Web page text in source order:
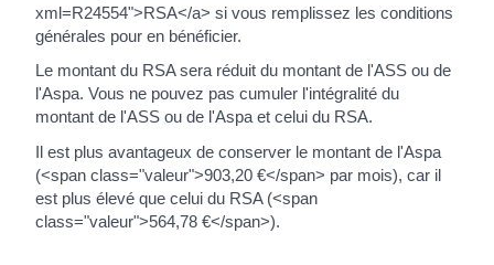
xml=R24554">RSA</a> si vous remplissez les conditions
générales pour en bénéficier.
Le montant du RSA sera réduit du montant de l'ASS ou de
l'Aspa. Vous ne pouvez pas cumuler l'intégralité du
montant de l'ASS ou de l'Aspa et celui du RSA.
Il est plus avantageux de conserver le montant de l'Aspa
(<span class="valeur">903,20 €</span> par mois), car il
est plus élevé que celui du RSA (<span
class="valeur">564,78 €</span>).